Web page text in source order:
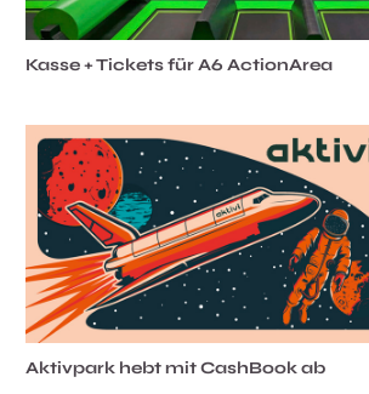
Kasse + Tickets für A6 ActionArea
Aktivpark hebt mit CashBook ab